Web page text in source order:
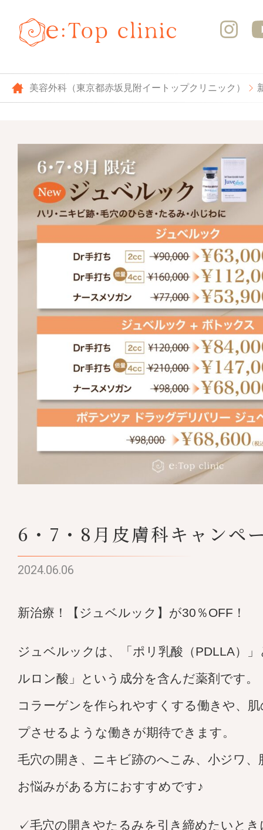
美容外科（東京都赤坂見附イートップクリニック）
6・7・8月皮膚科キャンペ
2024.06.06
新治療！【ジュベルック】が30％OFF！
ジュベルックは、「ポリ乳酸（PDLLA）
ルロン酸」という成分を含んだ薬剤です。
コラーゲンを作られやすくする働きや、
プさせるような働きが期待できます。
毛穴の開き、ニキビ跡のへこみ、小ジワ、
お悩みがある方におすすめです♪
✓毛穴の開きやたるみを引き締めたいとき